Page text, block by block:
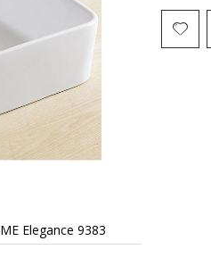
Elegance 9383